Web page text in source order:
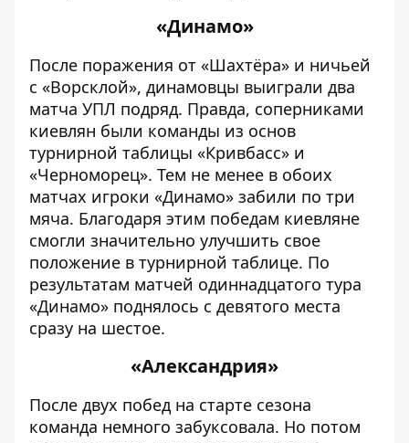
«Динамо»
После поражения от «Шахтёра» и ничьей
с «Ворсклой», динамовцы выиграли два
матча УПЛ подряд. Правда, соперниками
киевлян были команды из основ
турнирной таблицы «Кривбасс» и
«Черноморец». Тем не менее в обоих
матчах игроки «Динамо» забили по три
мяча. Благодаря этим победам киевляне
смогли значительно улучшить свое
положение в турнирной таблице. По
результатам матчей одиннадцатого тура
«Динамо» поднялось с девятого места
сразу на шестое.
«Александрия»
После двух побед на старте сезона
команда немного забуксовала. Но потом